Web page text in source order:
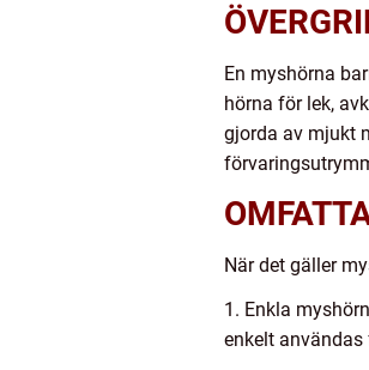
En myshörna
hörna för lek,
gjorda av mjukt
När det gäller
1. Enkla
enkelt